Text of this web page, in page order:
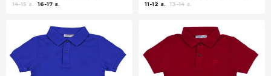
14-15 г.
16-17 г.
11-12 г.
13-14 г.